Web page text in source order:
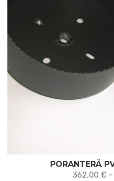
PORANTERÄ
362,00 € –